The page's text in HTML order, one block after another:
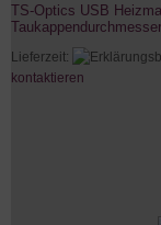
TS-Optics USB
Taukappendurchmesser
Lieferzeit:
kontaktieren